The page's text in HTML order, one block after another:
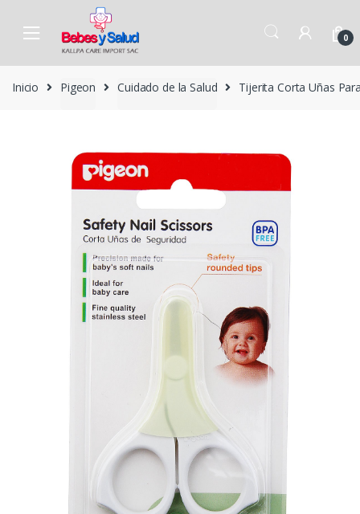
0
Inicio Pigeon Cuidado de la Salud Tijerita Corta Uñas